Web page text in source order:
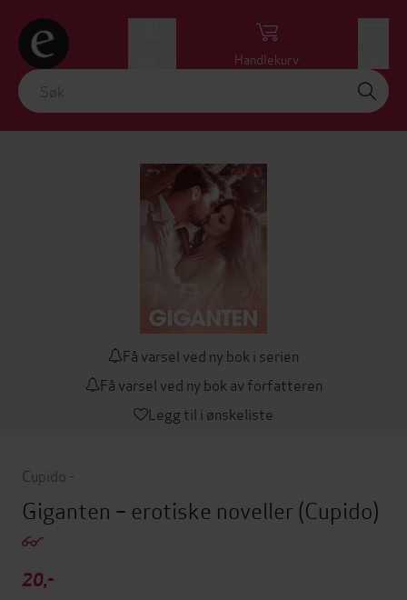
Handlekurv
Få varsel ved ny bok i serien
Få varsel ved ny bok av forfatteren
Legg til i ønskeliste
Cupido -
Giganten – erotiske noveller(Cupido)
20,-